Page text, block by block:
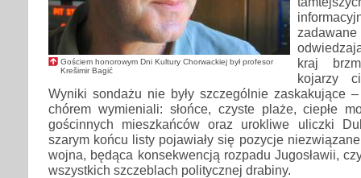
Gościem honorowym Dni Kultury Chorwackiej był profesor
Krešimir Bagić
kraj
kojarzy
Wyniki sondażu nie były szczególnie zaskakujące
chórem wymieniali: słońce, czyste plaże, ciepłe
gościnnych mieszkańców oraz urokliwe uliczki
szarym końcu listy pojawiały się pozycje
wojna, będąca konsekwencją rozpadu Jugosławii,
wszystkich szczeblach politycznej drabiny.